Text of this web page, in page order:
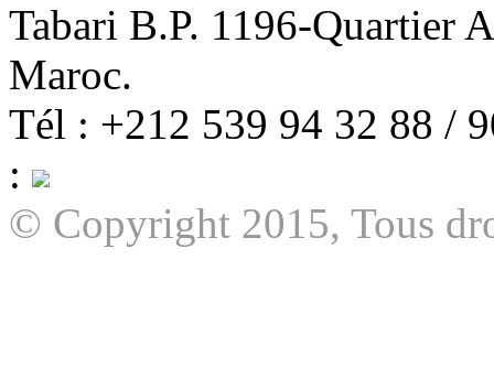
Tabari B.P. 1196-Quartier
Maroc.
Tél : +212 539 94 32 88 /
:
© Copyright 2015, Tous